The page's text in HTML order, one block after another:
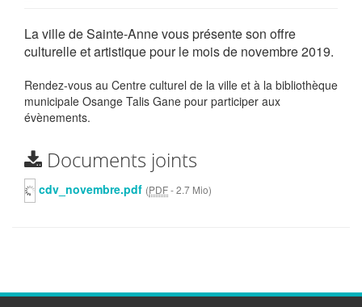
La ville de Sainte-Anne vous présente son offre
culturelle et artistique pour le mois de novembre 2019.
Rendez-vous au Centre culturel de la ville et à la bibliothèque
municipale Osange Talis Gane pour participer aux
évènements.
Documents joints
cdv_novembre.pdf (PDF-2.7 Mio)